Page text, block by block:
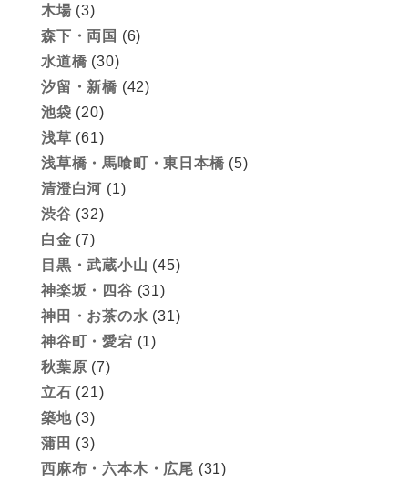
木場 (3)
森下・両国 (6)
水道橋 (30)
汐留・新橋 (42)
池袋 (20)
浅草 (61)
浅草橋・馬喰町・東日本橋 (5)
清澄白河 (1)
渋谷 (32)
白金 (7)
目黒・武蔵小山 (45)
神楽坂・四谷 (31)
神田・お茶の水 (31)
神谷町・愛宕 (1)
秋葉原 (7)
立石 (21)
築地(3)
蒲田 (3)
西麻布・六本木・広尾 (31)